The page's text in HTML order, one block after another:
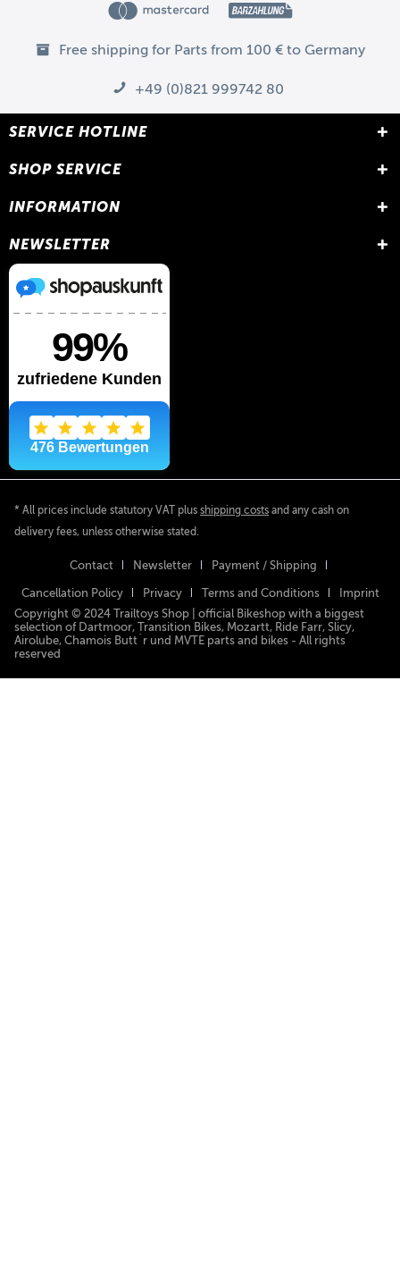
Free shipping for Parts from 100 € to Germany
+49 (0)821 999742 80
SERVICE HOTLINE
SHOP SERVICE
INFORMATION
NEWSLETTER
* All prices include statutory VAT plus shipping costs and any cash on
delivery fees, unless otherwise stated.
Contact Newsletter Payment / Shipping
Cancellation Policy Privacy Terms and Conditions
Imprint
Copyright © 2024 Trailtoys Shop | official Bikeshop with a biggest
selection of Dartmoor, Transition Bikes, Mozartt, Ride Farr, Slicy,
Airolube, Chamois Butt´r und MVTE parts and bikes - All rights
reserved